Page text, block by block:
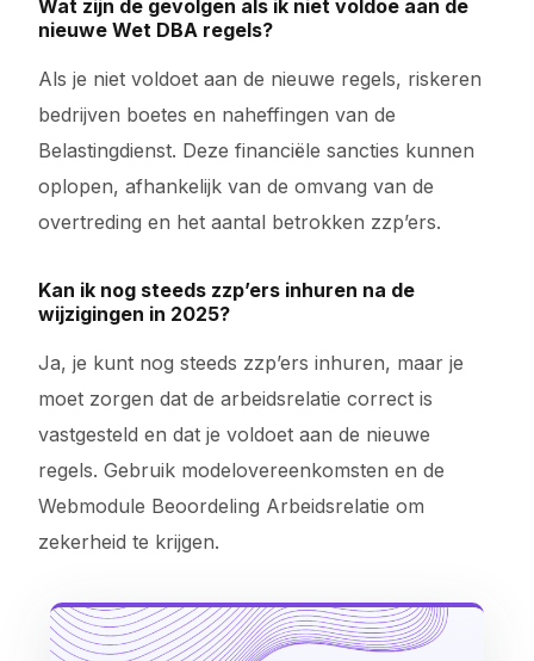
Wat zijn de gevolgen als ik niet voldoe aan de
nieuwe Wet DBA regels?
Als je niet voldoet aan de nieuwe regels, riskeren
bedrijven boetes en naheffingen van de
Belastingdienst. Deze financiële sancties kunnen
oplopen, afhankelijk van de omvang van de
overtreding en het aantal betrokken zzp’ers.
Kan ik nog steeds zzp’ers inhuren na de
wijzigingen in 2025?
Ja, je kunt nog steeds zzp’ers inhuren, maar je
moet zorgen dat de arbeidsrelatie correct is
vastgesteld en dat je voldoet aan de nieuwe
regels. Gebruik modelovereenkomsten en de
Webmodule Beoordeling Arbeidsrelatie om
zekerheid te krijgen.